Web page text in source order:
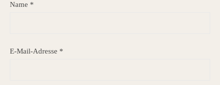
Name *
E-Mail-Adresse *